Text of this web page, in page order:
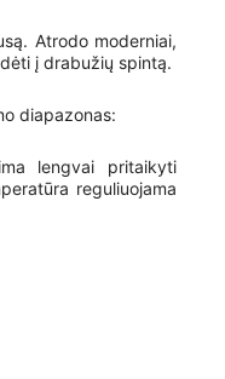
Atrodo moderniai,
į drabužių spintą.
diapazonas:
lengvai pritaikyti
reguliuojama